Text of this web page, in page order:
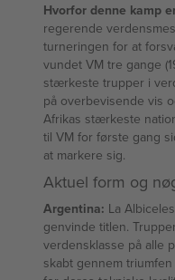
Hvorfor denne kamp
regerende
turneringen for at
vundet VM tre gange
stærkeste trupper i
på overbevisende vis
Afrikas stærkeste
til VM for første gang
at markere sig.
Aktuel form og
Argentina: La
genvinde titlen.
verdensklasse på alle
skabt gennem